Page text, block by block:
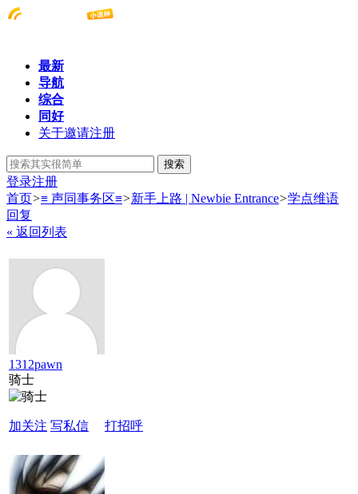
最新
导航
综合
同好
关于邀请注册
搜索
登录注册
首页>≡ 声同事务区≡>新手上路 | Newbie Entrance>学点维语
回复
« 返回列表
1312pawn
骑士
加关注 写私信 打招呼